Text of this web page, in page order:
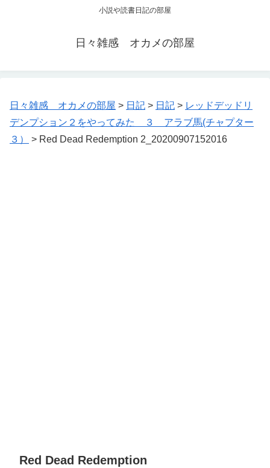
小説や読書日記の部屋
日々雑感 オカメの部屋
日々雑感 オカメの部屋 > 日記 > 日記 > レッドデッドリ
デンプション２をやってみた ３ アラブ馬(チャプター
３）
> Red Dead Redemption 2_20200907152016
Red Dead Redemption